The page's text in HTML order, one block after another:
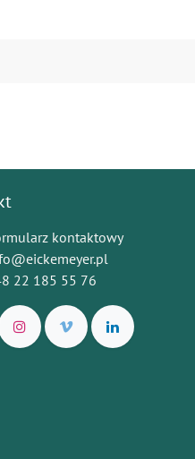
kontaktowy
22 185 55 76